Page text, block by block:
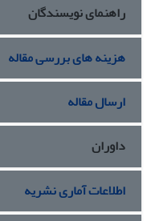
راهنمای نویسندگان
هزینه های بررسی مقاله
ارسال مقاله
داوران
اطلاعات آماری نشریه